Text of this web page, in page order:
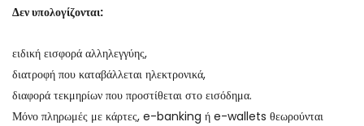
Δεν υπολογίζονται:
ειδική εισφορά αλληλεγγύης,
διατροφή που καταβάλλεται ηλεκτρονικά,
διαφορά τεκμηρίων που προστίθεται στο εισόδημα.
Μόνο πληρωμές με κάρτες, e-banking ή e-wallets θεωρούνται